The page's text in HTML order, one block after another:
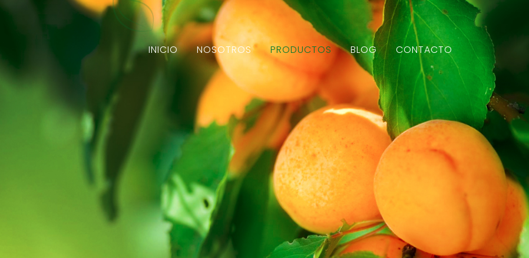
INICIO NOSOTROS PRODUCTOS BLOG CONTACTO